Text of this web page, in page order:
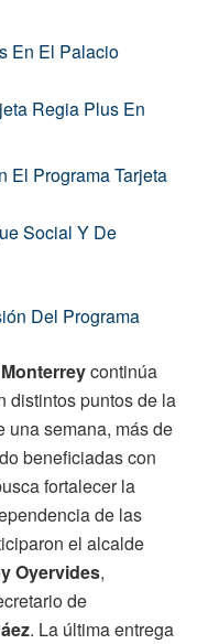
En El Palacio
Regia Plus En
El Programa Tarjeta
Social Y De
Del Programa
continúa
distintos puntos de la
una semana, más de
beneficiadas con
fortalecer la
de las
el alcalde
Oyervides,
de
. La última entrega